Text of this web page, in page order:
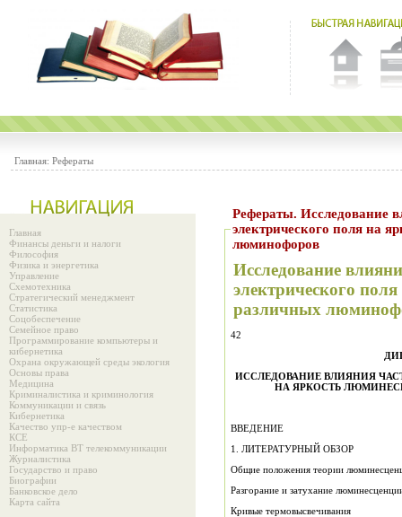
Главная: Рефераты
Главная
Финансы деньги и налоги
Философия
Физика и энергетика
Управление
Схемотехника
Стратегический менеджмент
Статистика
Соцобеспечение
Семейное право
Программирование компьютеры и
кибернетика
Охрана окружающей среды экология
Основы права
Медицина
Криминалистика и криминология
Коммуникации и связь
Кибернетика
Качество упр-е качеством
КСЕ
Информатика ВТ телекоммуникации
Журналистика
Государство и право
Биографии
Банковское дело
Карта сайта
Рефераты. Исследование
электрического поля на
люминофоров
Исследование
электрического
различных
42
ИССЛЕДОВАНИЕ ВЛИЯНИЯ
НА ЯРКОСТЬ
ВВЕДЕНИЕ
1. ЛИТЕРАТУРНЫЙ ОБЗОР
Общие положения теории
Разгорание и затухание
Кривые термовысвечивания